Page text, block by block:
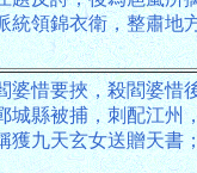
統領錦衣衛，整肅地
婆惜要挾，殺閻婆惜
城縣被捕，刺配江州
獲九天玄女送贈天書